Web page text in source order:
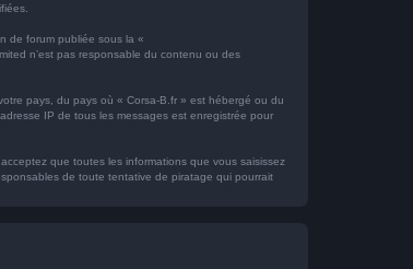
de forum publiée sous la «
n’est pas responsable du contenu ou des
pays, du pays où « Corsa-B.fr » est hébergé ou du
IP de tous les messages est enregistrée pour
que toutes les informations que vous saisissez
de toute tentative de piratage qui pourrait